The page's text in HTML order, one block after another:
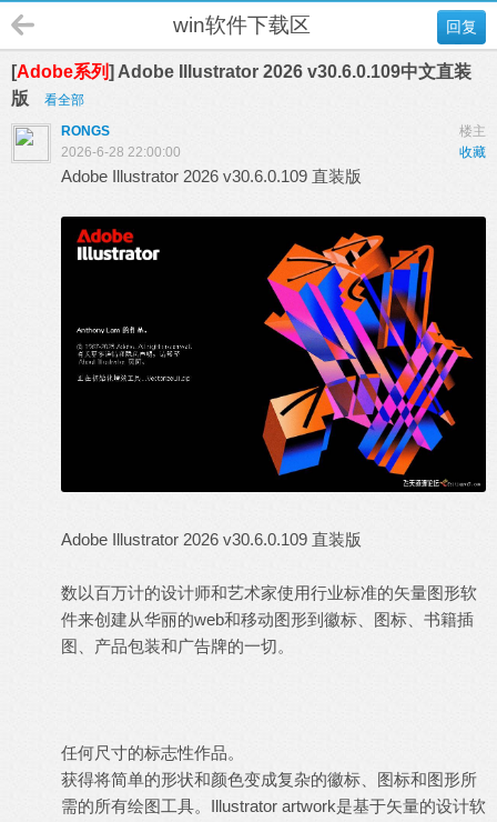
回复
win软件下载区
[Adobe系列] Adobe Illustrator 2026 v30.6.0.109中文直装
版
看全部
楼主
RONGS
收藏
2026-6-28 22:00:00
Adobe Illustrator 2026 v30.6.0.109 直装版
Adobe Illustrator 2026 v30.6.0.109 直装版
数以百万计的设计师和艺术家使用行业标准的矢量图形软
件来创建从华丽的web和移动图形到徽标、图标、书籍插
图、产品包装和广告牌的一切。
任何尺寸的标志性作品。
获得将简单的形状和颜色变成复杂的徽标、图标和图形所
需的所有绘图工具。Illustrator artwork是基于矢量的设计软